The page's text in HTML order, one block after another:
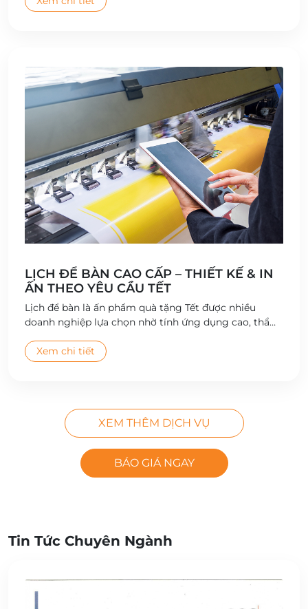
LỊCH ĐỂ BÀN CAO CẤP – THIẾT KẾ & IN
ẤN THEO YÊU CẦU TẾT
Lịch để bàn là ấn phẩm quà tặng Tết được nhiều
doanh nghiệp lựa chọn nhờ tính ứng dụng cao, thẩm
Công ty Cổ phần In Hà Nội cung cấp dịch vụ thiết kế
và in lịch để bàn theo yêu cầu, đa dạng mẫu mã, chất
Xem chi tiết
XEM THÊM DỊCH VỤ
BÁO GIÁ NGAY
Tin Tức Chuyên Ngành